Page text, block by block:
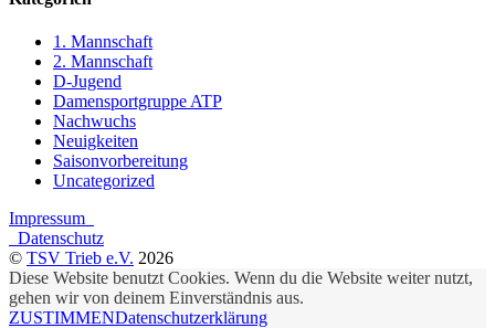
1. Mannschaft
2. Mannschaft
D-Jugend
Damensportgruppe ATP
Nachwuchs
Neuigkeiten
Saisonvorbereitung
Uncategorized
Impressum
Datenschutz
© TSV Trieb e.V. 2026
Diese Website benutzt Cookies. Wenn du die Website weiter nutzt,
gehen wir von deinem Einverständnis aus.
ZUSTIMMENDatenschutzerklärung